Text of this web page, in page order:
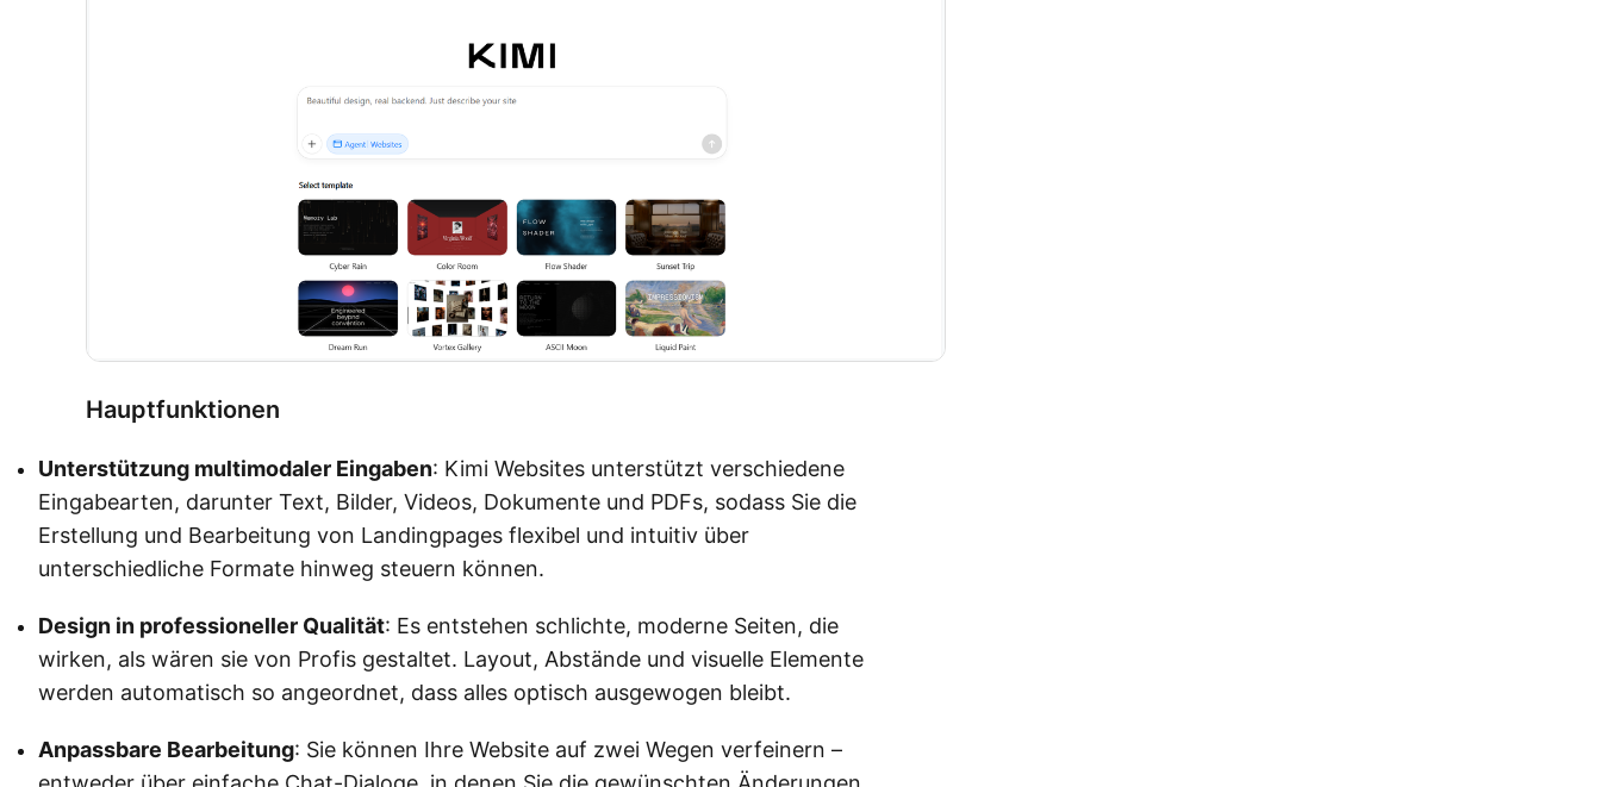
Hauptfunktionen
Unterstützung multimodaler Eingaben: Kimi Websites unterstützt verschiedene
Eingabearten, darunter Text, Bilder, Videos, Dokumente und PDFs, sodass Sie die
Erstellung und Bearbeitung von Landingpages flexibel und intuitiv über
unterschiedliche Formate hinweg steuern können.
Design in professioneller Qualität: Es entstehen schlichte, moderne Seiten, die
wirken, als wären sie von Profis gestaltet. Layout, Abstände und visuelle Elemente
werden automatisch so angeordnet, dass alles optisch ausgewogen bleibt.
Anpassbare Bearbeitung: Sie können Ihre Website auf zwei Wegen verfeinern –